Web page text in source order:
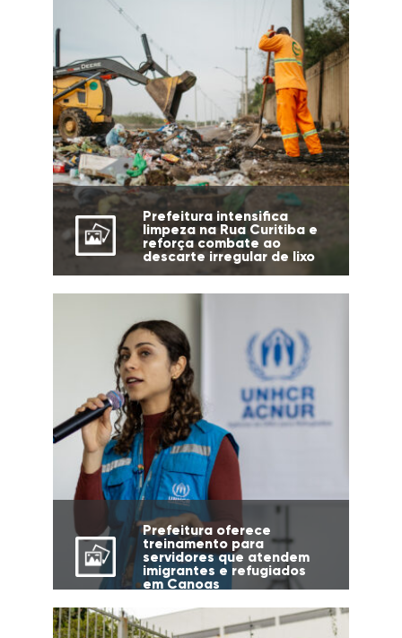
Prefeitura intensifica
limpeza na Rua Curitiba e
reforça combate ao
descarte irregular de lixo
Prefeitura oferece
treinamento para
servidores que atendem
imigrantes e refugiados
em Canoas